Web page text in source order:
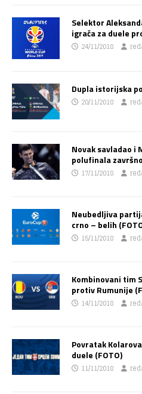
Selektor
igrača za duele
24/11/2018
Dupla istorijska
20/11/2018
Novak savladao i
polufinala
17/11/2018
Neubedljiva
crno – belih
15/11/2018
Kombinovani tim
protiv Rumunije
14/11/2018
Povratak
duele (FOTO)
11/11/2018